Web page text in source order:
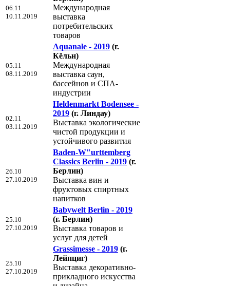
06.11
10.11.2019
Международная
выставка
потребительских
товаров
05.11
08.11.2019
Aquanale - 2019 (г.
Кёльн)
Международная
выставка саун,
бассейнов и СПА-
индустрии
02.11
03.11.2019
Heldenmarkt Bodensee -
2019 (г. Линдау)
Выставка экологические
чистой продукции и
устойчивого развития
26.10
27.10.2019
Baden-W"urttemberg
Classics Berlin - 2019 (г.
Берлин)
Выставка вин и
фруктовых спиртных
напитков
25.10
27.10.2019
Babywelt Berlin - 2019
(г. Берлин)
Выставка товаров и
услуг для детей
25.10
27.10.2019
Grassimesse - 2019 (г.
Лейпциг)
Выставка декоративно-
прикладного искусства